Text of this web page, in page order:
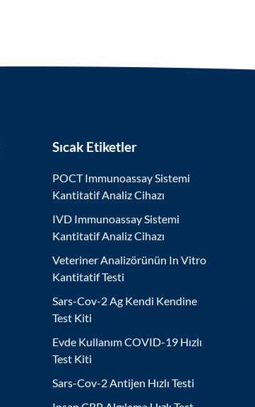
Sıcak Etiketler
POCT Immunoassay Sistemi
Kantitatif Analiz Cihazı
IVD Immunoassay Sistemi
Kantitatif Analiz Cihazı
Veteriner Analizörünün In Vitro
Kantitatif Testi
Sars-Cov-2 Ag Kendi Kendine
Test Kiti
Evde Kullanım COVID-19 Hızlı
Test Kiti
Sars-Cov-2 Antijen Hızlı Testi